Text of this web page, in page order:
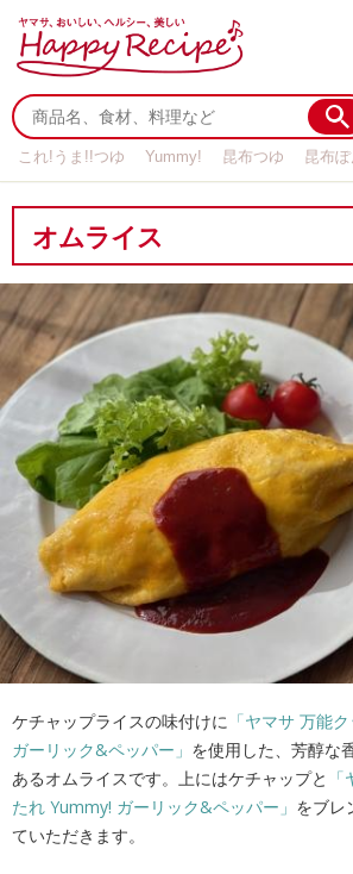
これ!うま!!つゆ Yummy! 昆布つゆ 昆布
オムライス
ケチャップライスの味付けに 「ヤマサ 万能
ガーリック&ペッパー」 を使用した、芳醇な
あるオムライスです。上にはケチャップと
たれ Yummy! ガーリック&ペッパー」 をブレ
ていただきます。